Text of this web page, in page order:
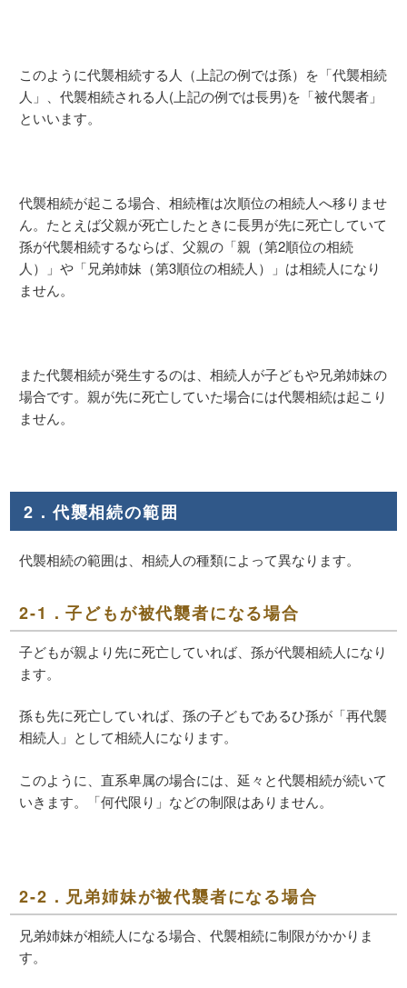
このように代襲相続する人（上記の例では孫）を「代襲相続
人」、代襲相続される人(上記の例では長男)を「被代襲者」
といいます。
代襲相続が起こる場合、相続権は次順位の相続人へ移りませ
ん。たとえば父親が死亡したときに長男が先に死亡していて
孫が代襲相続するならば、父親の「親（第2順位の相続
人）」や「兄弟姉妹（第3順位の相続人）」は相続人になり
ません。
また代襲相続が発生するのは、相続人が子どもや兄弟姉妹の
場合です。親が先に死亡していた場合には代襲相続は起こり
ません。
2．代襲相続の範囲
代襲相続の範囲は、相続人の種類によって異なります。
2-1．子どもが被代襲者になる場合
子どもが親より先に死亡していれば、孫が代襲相続人になり
ます。
孫も先に死亡していれば、孫の子どもであるひ孫が「再代襲
相続人」として相続人になります。
このように、直系卑属の場合には、延々と代襲相続が続いて
いきます。「何代限り」などの制限はありません。
2-2．兄弟姉妹が被代襲者になる場合
兄弟姉妹が相続人になる場合、代襲相続に制限がかかりま
す。